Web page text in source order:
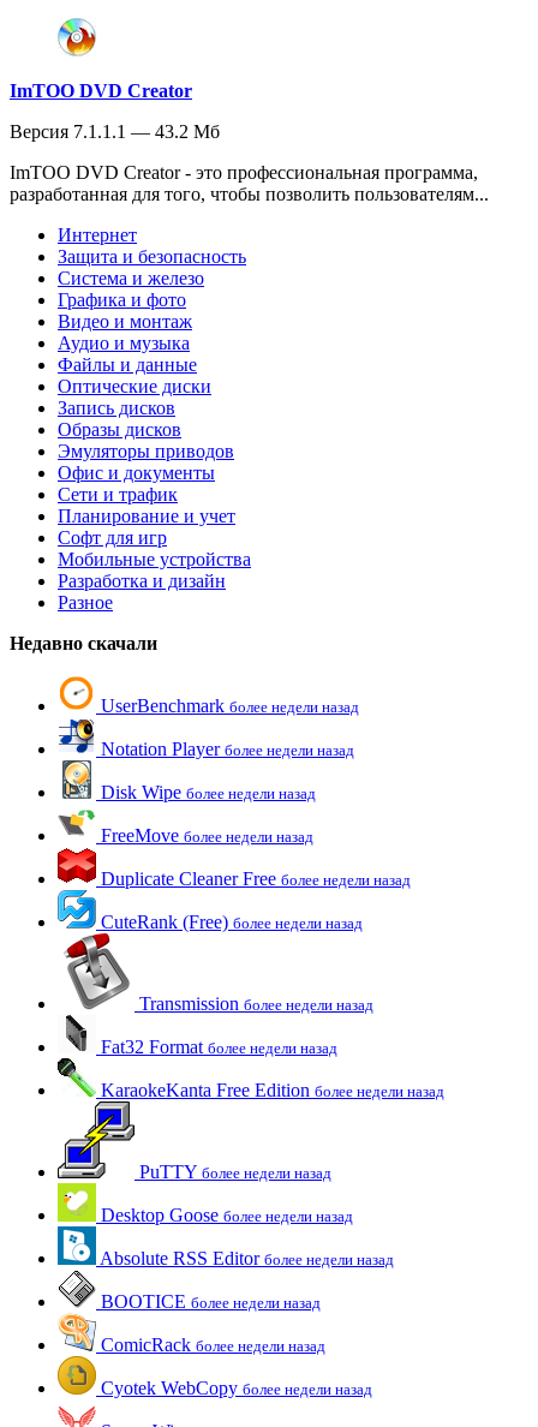
ImTOO DVD Creator
Версия 7.1.1.1 — 43.2 Мб
ImTOO DVD Creator - это профессиональная программа,
разработанная для того, чтобы позволить пользователям...
Интернет
Защита и безопасность
Система и железо
Графика и фото
Видео и монтаж
Аудио и музыка
Файлы и данные
Оптические диски
Запись дисков
Образы дисков
Эмуляторы приводов
Офис и документы
Сети и трафик
Планирование и учет
Софт для игр
Мобильные устройства
Разработка и дизайн
Разное
Недавно скачали
UserBenchmark более недели назад
Notation Player более недели назад
Disk Wipe более недели назад
FreeMove более недели назад
Duplicate Cleaner Free более недели назад
CuteRank (Free) более недели назад
Transmission более недели назад
Fat32 Format более недели назад
KaraokeKanta Free Edition более недели назад
PuTTY более недели назад
Desktop Goose более недели назад
Absolute RSS Editor более недели назад
BOOTICE более недели назад
ComicRack более недели назад
Cyotek WebCopy более недели назад